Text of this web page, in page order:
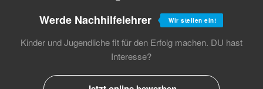
Werde Nachhilfelehrer Wir stellen ein!
Kinder und Jugendliche fit für den Erfolg machen. DU hast
Interesse?